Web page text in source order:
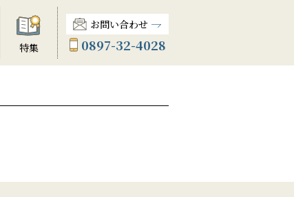
特集
お問い合わせ
0897-32-4028